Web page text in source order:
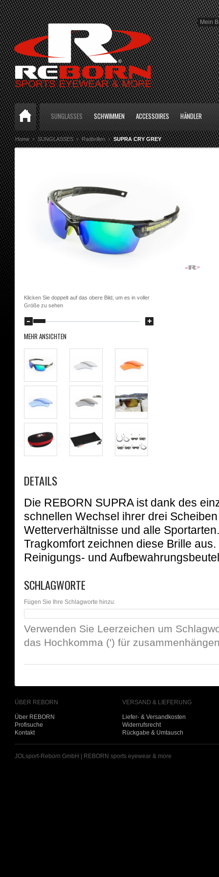
Mein
SUNGLASSES SCHWIMMEN ACCESSOIRES HÄNDLER
Home SUNGLASSES Radbrillen SUPRA CRY GREY
Klicken Sie doppelt auf das obere Bild, um es in voller
Größe zu sehen
MEHR ANSICHTEN
DETAILS
Die REBORN SUPRA ist dank des
schnellen Wechsel ihrer drei
Wetterverhältnisse und alle
Tragkomfort zeichnen diese Brille
Reinigungs- und
SCHLAGWORTE
Fügen Sie Ihre Schlagworte hinzu:
Verwenden Sie Leerzeichen um
das Hochkomma (') für
ÜBER REBORN VERSAND & LIEFERUNG
Über REBORN
Profisuche
Kontakt
Liefer- & Versandkosten
Widerrufsrecht
Rückgabe & Umtausch
JOLsport-Reborn GmbH | REBORN sports eyewear & more